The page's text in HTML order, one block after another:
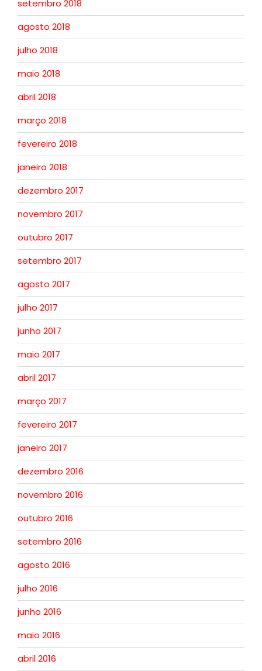
setembro 2018
agosto 2018
julho 2018
maio 2018
abril 2018
março 2018
fevereiro 2018
janeiro 2018
dezembro 2017
novembro 2017
outubro 2017
setembro 2017
agosto 2017
julho 2017
junho 2017
maio 2017
abril 2017
março 2017
fevereiro 2017
janeiro 2017
dezembro 2016
novembro 2016
outubro 2016
setembro 2016
agosto 2016
julho 2016
junho 2016
maio 2016
abril 2016